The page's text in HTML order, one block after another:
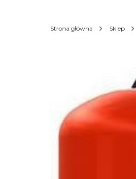
Strona główna Sklep